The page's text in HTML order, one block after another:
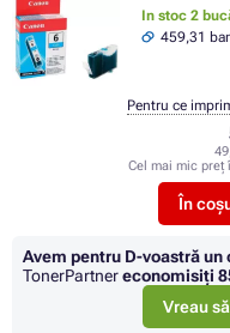
In stoc 2
459,31
Cel mai mic preț
În
Pentru ce
Avem pentru D-voastră
TonerPartnereconomisiţi
Vreau